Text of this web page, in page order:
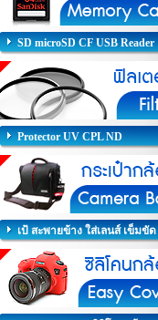
SD microSD CF USB Reader
Protector UV CPL ND
เป้ สะพายข้าง ใส่เลนส์ เข็มขัด